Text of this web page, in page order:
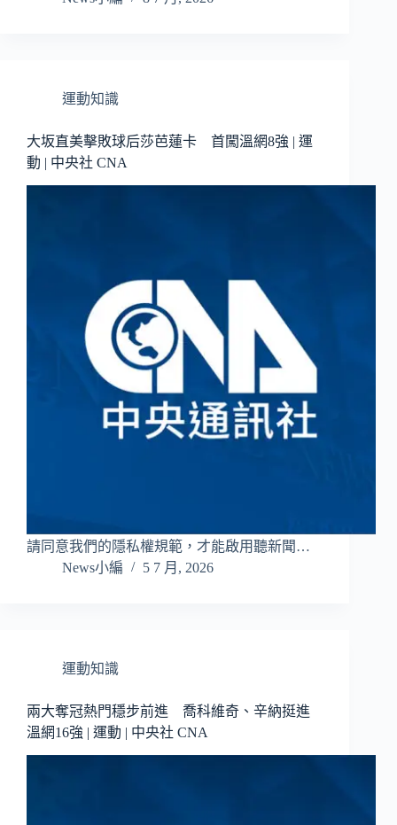
運動知識
大坂直美擊敗球后莎芭蓮卡 首闖溫網8強 | 運
動 | 中央社 CNA
請同意我們的隱私權規範，才能啟用聽新聞…
News小編
5 7 月, 2026
運動知識
兩大奪冠熱門穩步前進 喬科維奇、辛納挺進
溫網16強 | 運動 | 中央社 CNA